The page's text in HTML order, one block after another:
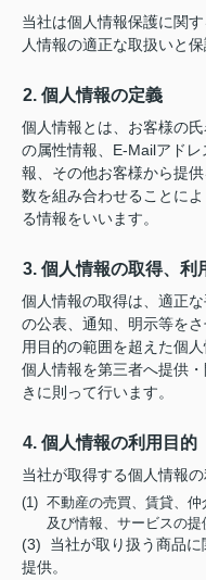
当社は個人情報保護に関
人情報の適正な取扱いと保
2. 個人情報の定義
個人情報とは、お客様の
の属性情報、E-Mailアド
報、その他お客様から提
数を組み合わせることに
る情報をいいます。
3. 個人情報の取得、利
個人情報の取得は、適正
の公表、通知、明示等を
用目的の範囲を超えた個
個人情報を第三者へ提供
きに則って行います。
4. 個人情報の利用目的
当社が取得する個人情報
(1) 不動産の売買、賃貸、仲
及び情報、サービスの提
(3) 当社が取り扱う商品に
提供。